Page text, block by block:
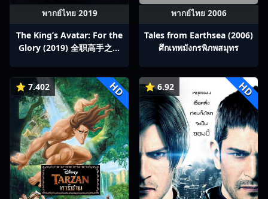
พากย์ไทย 2019
The King’s Avatar: For the
Glory (2019) 全职高手之巅
พากย์ไทย 2006
Tales from Earthsea (2006)
ศึกเทพมังกรพิภพสมุทร
⭐ 7.402 HD ⭐ 6.92 HD